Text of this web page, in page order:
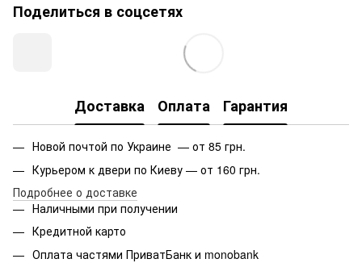
Поделиться в соцсетях
Доставка Оплата Гарантия
Новой почтой по Украине — от 85 грн.
Курьером к двери по Киеву — от 160 грн.
Подробнее о доставке
Наличными при получении
Кредитной карто
Оплата частями ПриватБанк и monobank